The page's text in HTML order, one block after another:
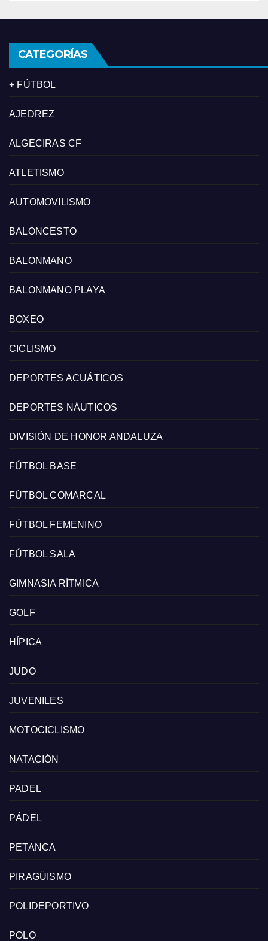
CATEGORÍAS
+ FÚTBOL
AJEDREZ
ALGECIRAS CF
ATLETISMO
AUTOMOVILISMO
BALONCESTO
BALONMANO
BALONMANO PLAYA
BOXEO
CICLISMO
DEPORTES ACUÁTICOS
DEPORTES NÁUTICOS
DIVISIÓN DE HONOR ANDALUZA
FÚTBOL BASE
FÚTBOL COMARCAL
FÚTBOL FEMENINO
FÚTBOL SALA
GIMNASIA RÍTMICA
GOLF
HÍPICA
JUDO
JUVENILES
MOTOCICLISMO
NATACIÓN
PADEL
PÁDEL
PETANCA
PIRAGÜISMO
POLIDEPORTIVO
POLO